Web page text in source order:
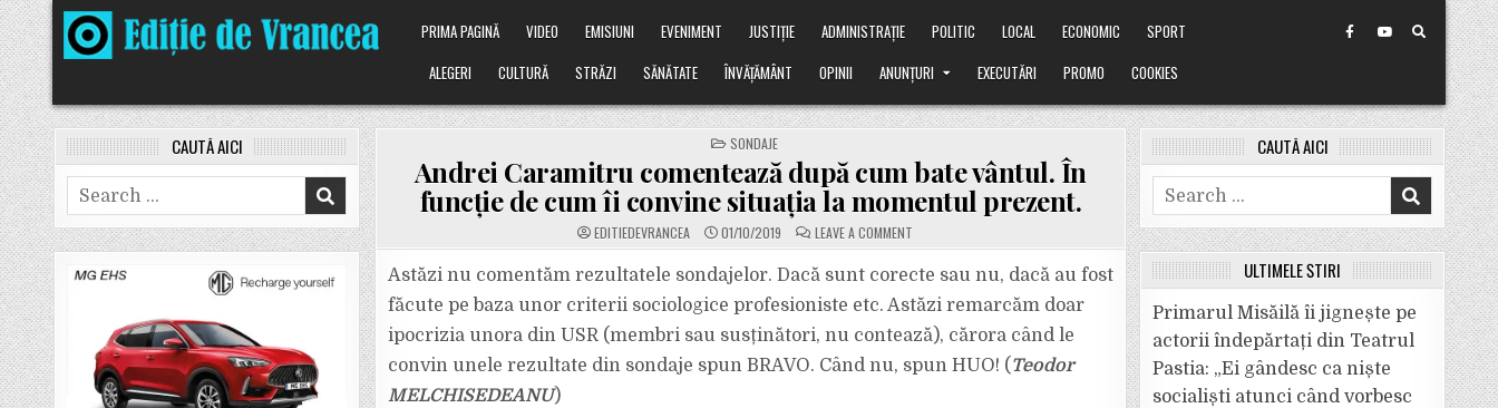
Skip
to
content
PRIMA PAGINĂ VIDEO EMISIUNI EVENIMENT JUSTIȚIE ADMINISTRAȚIE POLITIC LOCAL ECONOMIC
SPORT
ALEGERI
CULTURĂ STRĂZI SĂNĂTATE ÎNVĂȚĂMÂNT OPINII ANUNȚURI EXECUTĂRI PROMO COOKIES
POSTED
IN
SONDAJE
Andrei Caramitru comentează după cum bate vântul. În
funcție de cum îi convine situația la momentul prezent.
EDITIEDEVRANCEA 01/10/2019 LEAVE A COMMENTON
ANDREI
COMENTEAZĂ
DUPĂ
CUM
BATE
VÂNTUL.
ÎN
DE
CUM
Astăzi nu comentăm rezultatele sondajelor. Dacă sunt corecte sau nu, dacă au fost
făcute pe baza unor criterii sociologice profesioniste etc. Astăzi remarcăm doar
ipocrizia unora din USR (membri sau susținători, nu contează), cărora când le
convin unele rezultate din sondaje spun BRAVO. Când nu, spun HUO! ( Teodor
MELCHISEDEANU)
CAUTĂ AICI
Search
for:
CAUTĂ AICI
Search
for:
ULTIMELE ȘTIRI
Primarul Misăilă îi jignește pe
actorii îndepărtați din Teatrul
Pastia: „Ei gândesc ca niște
socialiști atunci când vorbesc